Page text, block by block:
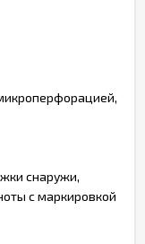
снаружи,
с маркировкой